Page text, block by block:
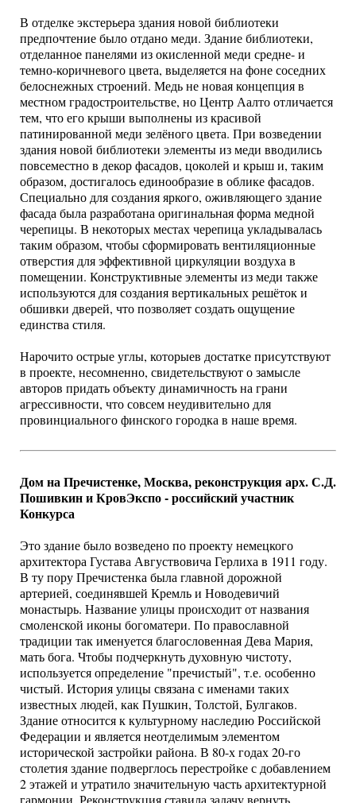
В отделке экстерьера здания новой библиотеки
предпочтение было отдано меди. Здание библиотеки,
отделанное панелями из окисленной меди средне- и
темно-коричневого цвета, выделяется на фоне соседних
белоснежных строений. Медь не новая концепция в
местном градостроительстве, но Центр Аалто отличается
тем, что его крыши выполнены из красивой
патинированной меди зелёного цвета. При возведении
здания новой библиотеки элементы из меди вводились
повсеместно в декор фасадов, цоколей и крыш и, таким
образом, достигалось единообразие в облике фасадов.
Специально для создания яркого, оживляющего здание
фасада была разработана оригинальная форма медной
черепицы. В некоторых местах черепица укладывалась
таким образом, чтобы сформировать вентиляционные
отверстия для эффективной циркуляции воздуха в
помещении. Конструктивные элементы из меди также
используются для создания вертикальных решёток и
обшивки дверей, что позволяет создать ощущение
единства стиля.
Нарочито острые углы, которыев достатке присутствуют
в проекте, несомненно, свидетельствуют о замысле
авторов придать объекту динамичность на грани
агрессивности, что совсем неудивительно для
провинциального финского городка в наше время.
Дом на Пречистенке, Москва, реконструкция арх. С.Д.
Пошивкин и КровЭкспо - российский участник
Конкурса
Это здание было возведено по проекту немецкого
архитектора Густава Августвовича Герлиха в 1911 году.
В ту пору Пречистенка была главной дорожной
артерией, соединявшей Кремль и Новодевичий
монастырь. Название улицы происходит от названия
смоленской иконы богоматери. По православной
традиции так именуется благословенная Дева Мария,
мать бога. Чтобы подчеркнуть духовную чистоту,
используется определение "пречистый", т.е. особенно
чистый. История улицы связана с именами таких
известных людей, как Пушкин, Толстой, Булгаков.
Здание относится к культурному наследию Российской
Федерации и является неотделимым элементом
исторической застройки района. В 80-х годах 20-го
столетия здание подверглось перестройке с добавлением
2 этажей и утратило значительную часть архитектурной